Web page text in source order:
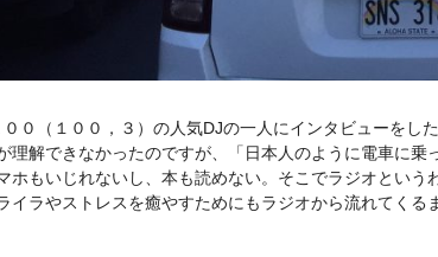
０（１００，３）の人気DJの一人にインタビューをし
理解できなかったのですが、「日本人のように電車に
ホもいじれないし、本も読めない。そこでラジオとい
イラやストレスを癒やすためにもラジオから流れてくる